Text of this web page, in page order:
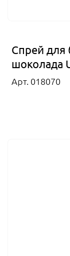
Спрей для
шоколада
Арт. 018070